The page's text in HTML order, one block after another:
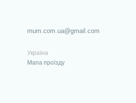
mum.com.ua@gmail.com
Україна
Мапа проїзду